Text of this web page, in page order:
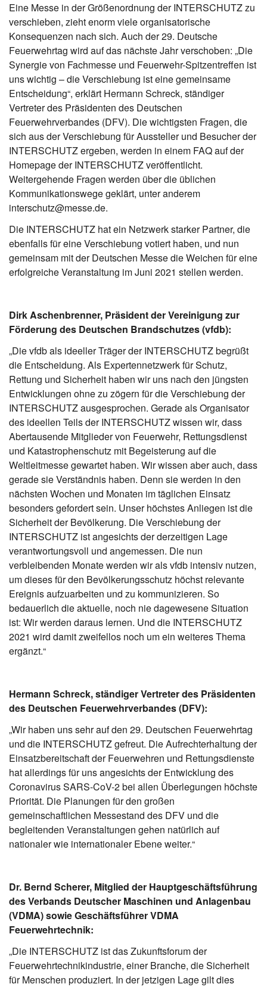
Eine Messe in der Größenordnung der INTERSCHUTZ zu
verschieben, zieht enorm viele organisatorische
Konsequenzen nach sich. Auch der 29. Deutsche
Feuerwehrtag wird auf das nächste Jahr verschoben: „Die
Synergie von Fachmesse und Feuerwehr-Spitzentreffen ist
uns wichtig – die Verschiebung ist eine gemeinsame
Entscheidung“, erklärt Hermann Schreck, ständiger
Vertreter des Präsidenten des Deutschen
Feuerwehrverbandes (DFV). Die wichtigsten Fragen, die
sich aus der Verschiebung für Aussteller und Besucher der
INTERSCHUTZ ergeben, werden in einem FAQ auf der
Homepage der INTERSCHUTZ veröffentlicht.
Weitergehende Fragen werden über die üblichen
Kommunikationswege geklärt, unter anderem
interschutz@messe.de.
Die INTERSCHUTZ hat ein Netzwerk starker Partner, die
ebenfalls für eine Verschiebung votiert haben, und nun
gemeinsam mit der Deutschen Messe die Weichen für eine
erfolgreiche Veranstaltung im Juni 2021 stellen werden.
Dirk Aschenbrenner, Präsident der Vereinigung zur
Förderung des Deutschen Brandschutzes (vfdb):
„Die vfdb als ideeller Träger der INTERSCHUTZ begrüßt
die Entscheidung. Als Expertennetzwerk für Schutz,
Rettung und Sicherheit haben wir uns nach den jüngsten
Entwicklungen ohne zu zögern für die Verschiebung der
INTERSCHUTZ ausgesprochen. Gerade als Organisator
des ideellen Teils der INTERSCHUTZ wissen wir, dass
Abertausende Mitglieder von Feuerwehr, Rettungsdienst
und Katastrophenschutz mit Begeisterung auf die
Weltleitmesse gewartet haben. Wir wissen aber auch, dass
gerade sie Verständnis haben. Denn sie werden in den
nächsten Wochen und Monaten im täglichen Einsatz
besonders gefordert sein. Unser höchstes Anliegen ist die
Sicherheit der Bevölkerung. Die Verschiebung der
INTERSCHUTZ ist angesichts der derzeitigen Lage
verantwortungsvoll und angemessen. Die nun
verbleibenden Monate werden wir als vfdb intensiv nutzen,
um dieses für den Bevölkerungsschutz höchst relevante
Ereignis aufzuarbeiten und zu kommunizieren. So
bedauerlich die aktuelle, noch nie dagewesene Situation
ist: Wir werden daraus lernen. Und die INTERSCHUTZ
2021 wird damit zweifellos noch um ein weiteres Thema
ergänzt.“
Hermann Schreck, ständiger Vertreter des Präsidenten
des Deutschen Feuerwehrverbandes (DFV):
„Wir haben uns sehr auf den 29. Deutschen Feuerwehrtag
und die INTERSCHUTZ gefreut. Die Aufrechterhaltung der
Einsatzbereitschaft der Feuerwehren und Rettungsdienste
hat allerdings für uns angesichts der Entwicklung des
Coronavirus SARS-CoV-2 bei allen Überlegungen höchste
Priorität. Die Planungen für den großen
gemeinschaftlichen Messestand des DFV und die
begleitenden Veranstaltungen gehen natürlich auf
nationaler wie internationaler Ebene weiter.“
Dr. Bernd Scherer, Mitglied der Hauptgeschäftsführung
des Verbands Deutscher Maschinen und Anlagenbau
(VDMA) sowie Geschäftsführer VDMA
Feuerwehrtechnik:
„Die INTERSCHUTZ ist das Zukunftsforum der
Feuerwehrtechnikindustrie, einer Branche, die Sicherheit
für Menschen produziert. In der jetzigen Lage gilt dies